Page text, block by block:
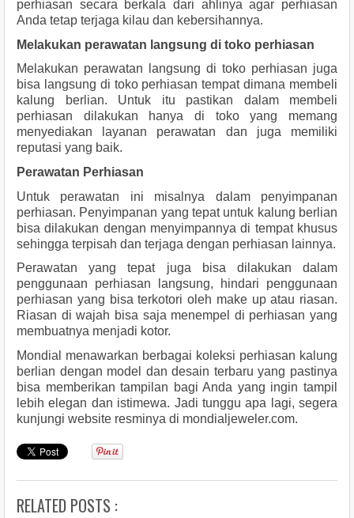
perhiasan secara berkala dari ahlinya agar perhiasan
Anda tetap terjaga kilau dan kebersihannya.
Melakukan perawatan langsung di toko perhiasan
Melakukan perawatan langsung di toko perhiasan juga
bisa langsung di toko perhiasan tempat dimana membeli
kalung berlian. Untuk itu pastikan dalam membeli
perhiasan dilakukan hanya di toko yang memang
menyediakan layanan perawatan dan juga memiliki
reputasi yang baik.
Perawatan Perhiasan
Untuk perawatan ini misalnya dalam penyimpanan
perhiasan. Penyimpanan yang tepat untuk kalung berlian
bisa dilakukan dengan menyimpannya di tempat khusus
sehingga terpisah dan terjaga dengan perhiasan lainnya.
Perawatan yang tepat juga bisa dilakukan dalam
penggunaan perhiasan langsung, hindari penggunaan
perhiasan yang bisa terkotori oleh make up atau riasan.
Riasan di wajah bisa saja menempel di perhiasan yang
membuatnya menjadi kotor.
Mondial menawarkan berbagai koleksi perhiasan kalung
berlian dengan model dan desain terbaru yang pastinya
bisa memberikan tampilan bagi Anda yang ingin tampil
lebih elegan dan istimewa. Jadi tunggu apa lagi, segera
kunjungi website resminya di mondialjeweler.com.
RELATED POSTS :